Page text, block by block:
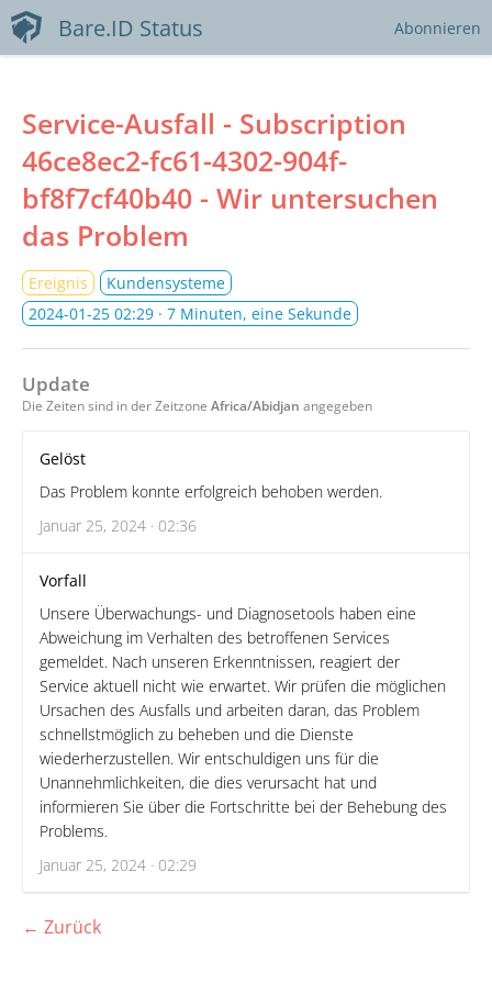
Bare.ID Status Abonnieren
Service-Ausfall - Subscription
46ce8ec2-fc61-4302-904f-
bf8f7cf40b40 - Wir untersuchen
das Problem
Ereignis
Kundensysteme
2024-01-25 02:29 · 7 Minuten, eine Sekunde
Update
Die Zeiten sind in der Zeitzone Africa/Abidjan angegeben
Gelöst
Das Problem konnte erfolgreich behoben werden.
Januar 25, 2024 · 02:36
Vorfall
Unsere Überwachungs- und Diagnosetools haben eine
Abweichung im Verhalten des betroffenen Services
gemeldet. Nach unseren Erkenntnissen, reagiert der
Service aktuell nicht wie erwartet. Wir prüfen die möglichen
Ursachen des Ausfalls und arbeiten daran, das Problem
schnellstmöglich zu beheben und die Dienste
wiederherzustellen. Wir entschuldigen uns für die
Unannehmlichkeiten, die dies verursacht hat und
informieren Sie über die Fortschritte bei der Behebung des
Problems.
Januar 25, 2024 · 02:29
← Zurück